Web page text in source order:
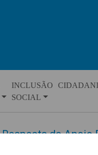
INCLUSÃO
SOCIAL
Resposta de Apoio
Vítimas de